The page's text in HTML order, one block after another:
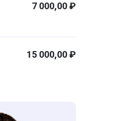
7 000,00 ₽
15 000,00 ₽